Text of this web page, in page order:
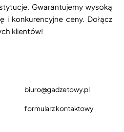
Gwarantujemy wysoką
i konkurencyjne ceny. Dołącz
klientów!
biuro@gadzetowy.pl
formularz kontaktowy